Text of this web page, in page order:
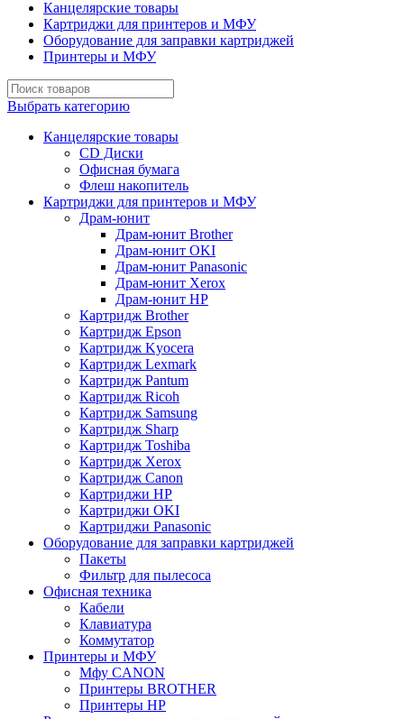
Канцелярские товары
Картриджи для принтеров и МФУ
Оборудование для заправки картриджей
Принтеры и МФУ
Выбрать категорию
Канцелярские товары
CD Диски
Офисная бумага
Флеш накопитель
Картриджи для принтеров и МФУ
Драм-юнит
Драм-юнит Brother
Драм-юнит OKI
Драм-юнит Panasonic
Драм-юнит Xerox
Драм-юнит НР
Картридж Brother
Картридж Epson
Картридж Kyocera
Картридж Lexmark
Картридж Pantum
Картридж Ricoh
Картридж Samsung
Картридж Sharp
Картридж Toshiba
Картридж Xerox
Картридж Сanon
Картриджи HP
Картриджи OKI
Картриджи Panasonic
Оборудование для заправки картриджей
Пакеты
Фильтр для пылесоса
Офисная техника
Кабели
Клавиатура
Коммутатор
Принтеры и МФУ
Мфу CANON
Принтеры BROTHER
Принтеры HP